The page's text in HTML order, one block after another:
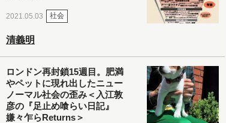
2021.05.03 社会
清義明
ロンドン再封鎖15週目。肥満
やペットに現れ出したニュー
ノーマル社会の歪み＜入江敦
彦の『足止め喰らい日記』
嫌々乍らReturns＞